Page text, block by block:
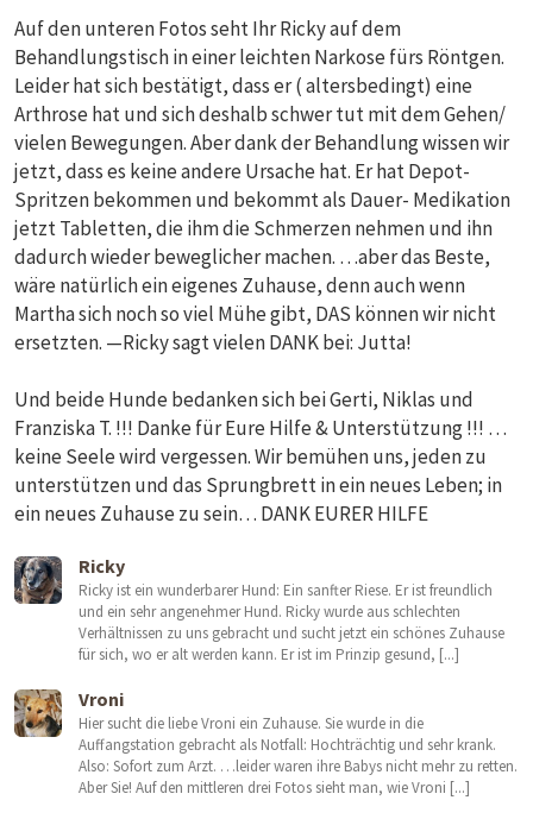
Auf den unteren Fotos seht Ihr Ricky auf dem
Behandlungstisch in einer leichten Narkose fürs Röntgen.
Leider hat sich bestätigt, dass er ( altersbedingt) eine
Arthrose hat und sich deshalb schwer tut mit dem Gehen/
vielen Bewegungen. Aber dank der Behandlung wissen wir
jetzt, dass es keine andere Ursache hat. Er hat Depot-
Spritzen bekommen und bekommt als Dauer- Medikation
jetzt Tabletten, die ihm die Schmerzen nehmen und ihn
dadurch wieder beweglicher machen. …aber das Beste,
wäre natürlich ein eigenes Zuhause, denn auch wenn
Martha sich noch so viel Mühe gibt, DAS können wir nicht
ersetzten. —Ricky sagt vielen DANK bei: Jutta!
Und beide Hunde bedanken sich bei Gerti, Niklas und
Franziska T. !!! Danke für Eure Hilfe & Unterstützung !!! …
keine Seele wird vergessen. Wir bemühen uns, jeden zu
unterstützen und das Sprungbrett in ein neues Leben; in
ein neues Zuhause zu sein… DANK EURER HILFE
Ricky
Ricky ist ein wunderbarer Hund: Ein sanfter Riese. Er ist freundlich
und ein sehr angenehmer Hund. Ricky wurde aus schlechten
Verhältnissen zu uns gebracht und sucht jetzt ein schönes Zuhause
für sich, wo er alt werden kann. Er ist im Prinzip gesund, [...]
Vroni
Hier sucht die liebe Vroni ein Zuhause. Sie wurde in die
Auffangstation gebracht als Notfall: Hochträchtig und sehr krank.
Also: Sofort zum Arzt. …leider waren ihre Babys nicht mehr zu retten.
Aber Sie! Auf den mittleren drei Fotos sieht man, wie Vroni [...]